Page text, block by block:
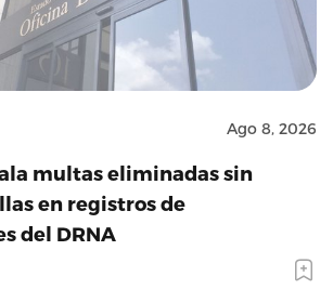
Ago 8, 2026
multas eliminadas sin
en registros de
del DRNA